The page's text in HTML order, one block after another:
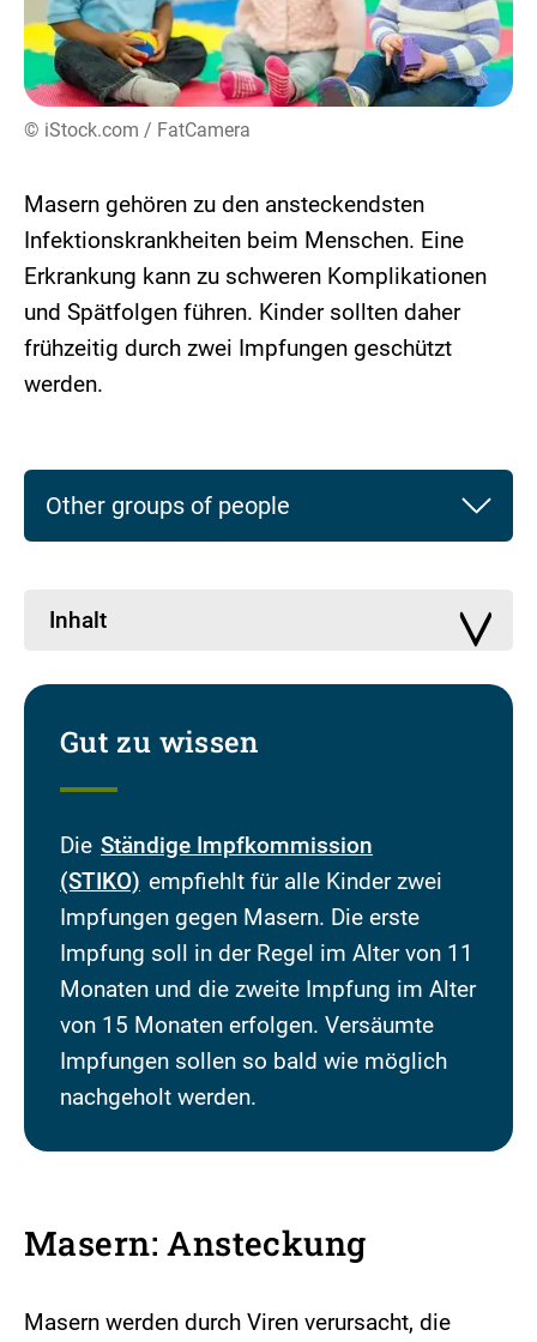
© iStock.com / FatCamera
Masern gehören zu den ansteckendsten
Infektionskrankheiten beim Menschen. Eine
Erkrankung kann zu schweren Komplikationen
und Spätfolgen führen. Kinder sollten daher
frühzeitig durch zwei Impfungen geschützt
werden.
Other groups of people
Inhalt
Gut zu wissen
Die Ständige Impfkommission
(STIKO) empfiehlt für alle Kinder zwei
Impfungen gegen Masern. Die erste
Impfung soll in der Regel im Alter von 11
Monaten und die zweite Impfung im Alter
von 15 Monaten erfolgen. Versäumte
Impfungen sollen so bald wie möglich
nachgeholt werden.
Masern: Ansteckung
Masern werden durch Viren verursacht, die